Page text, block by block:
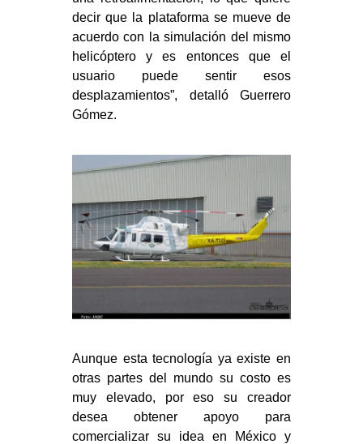
decir que la plataforma se mueve de
acuerdo con la simulación del mismo
helicóptero y es entonces que el
usuario puede sentir esos
desplazamientos”, detalló Guerrero
Gómez.
Aunque esta tecnología ya existe en
otras partes del mundo su costo es
muy elevado, por eso su creador
desea obtener apoyo para
comercializar su idea en México y